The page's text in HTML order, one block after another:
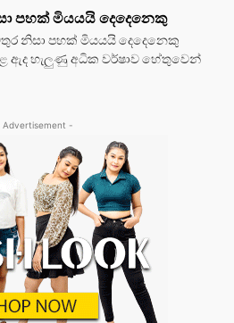
පහක් මියයයි දෙදෙනෙකු
නිසා පහක් මියයයි දෙදෙනෙකු
ඇද හැලුණු අධික වර්ෂාව හේතුවෙන්
Advertisement -